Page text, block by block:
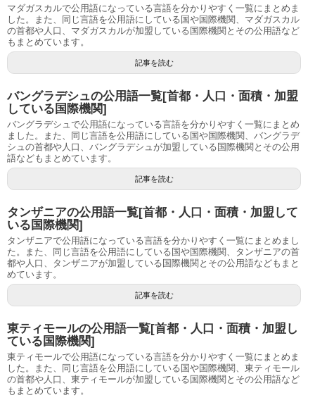
マダガスカルで公用語になっている言語を分かりやすく一覧にまとめま
した。また、同じ言語を公用語にしている国や国際機関、マダガスカル
の首都や人口、マダガスカルが加盟している国際機関とその公用語など
もまとめています。
記事を読む
バングラデシュの公用語一覧[首都・人口・面積・加盟
している国際機関]
バングラデシュで公用語になっている言語を分かりやすく一覧にまとめ
ました。また、同じ言語を公用語にしている国や国際機関、バングラデ
シュの首都や人口、バングラデシュが加盟している国際機関とその公用
語などもまとめています。
記事を読む
タンザニアの公用語一覧[首都・人口・面積・加盟して
いる国際機関]
タンザニアで公用語になっている言語を分かりやすく一覧にまとめまし
た。また、同じ言語を公用語にしている国や国際機関、タンザニアの首
都や人口、タンザニアが加盟している国際機関とその公用語などもまと
めています。
記事を読む
東ティモールの公用語一覧[首都・人口・面積・加盟し
ている国際機関]
東ティモールで公用語になっている言語を分かりやすく一覧にまとめま
した。また、同じ言語を公用語にしている国や国際機関、東ティモール
の首都や人口、東ティモールが加盟している国際機関とその公用語など
もまとめています。